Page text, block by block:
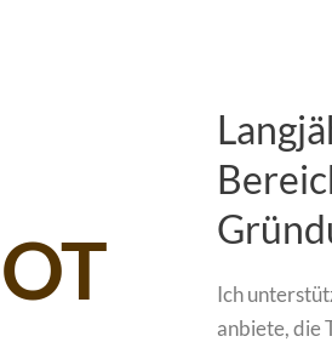
Ich
anbiete, die